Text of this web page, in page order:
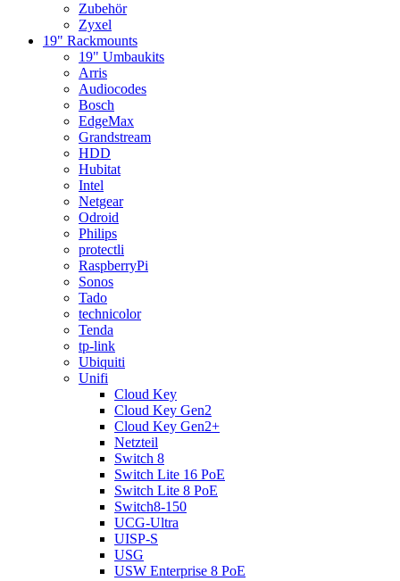
Zubehör
Zyxel
19" Rackmounts
19" Umbaukits
Arris
Audiocodes
Bosch
EdgeMax
Grandstream
HDD
Hubitat
Intel
Netgear
Odroid
Philips
protectli
RaspberryPi
Sonos
Tado
technicolor
Tenda
tp-link
Ubiquiti
Unifi
Cloud Key
Cloud Key Gen2
Cloud Key Gen2+
Netzteil
Switch 8
Switch Lite 16 PoE
Switch Lite 8 PoE
Switch8-150
UCG-Ultra
UISP-S
USG
USW Enterprise 8 PoE